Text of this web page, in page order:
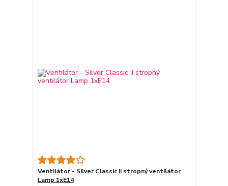
Ventilátor - Silver Classic II stropný ventilátor
Lamp 1xE14